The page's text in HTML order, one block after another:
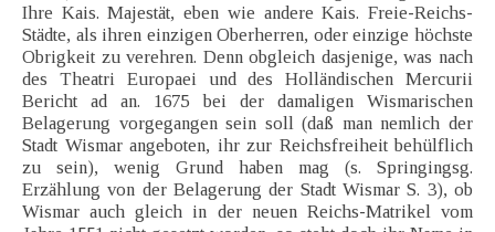
Ihre Kais. Majestät, eben wie andere Kais. Freie-Reichs-
Städte, als ihren einzigen Oberherren, oder einzige höchste
Obrigkeit zu verehren. Denn obgleich dasjenige, was nach
des Theatri Europaei und des Holländischen Mercurii
Bericht ad an. 1675 bei der damaligen Wismarischen
Belagerung vorgegangen sein soll (daß man nemlich der
Stadt Wismar angeboten, ihr zur Reichsfreiheit behülflich
zu sein), wenig Grund haben mag (s. Springingsg.
Erzählung von der Belagerung der Stadt Wismar S. 3), ob
Wismar auch gleich in der neuen Reichs-Matrikel vom